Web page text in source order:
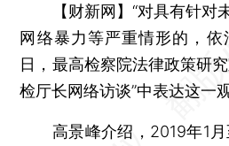
【财新网】 “对具有针对
网络暴力等严重情形的，
日，最高检察院法律政策研
检厅长网络访谈”中表达这一观
高景峰介绍，2019年1月